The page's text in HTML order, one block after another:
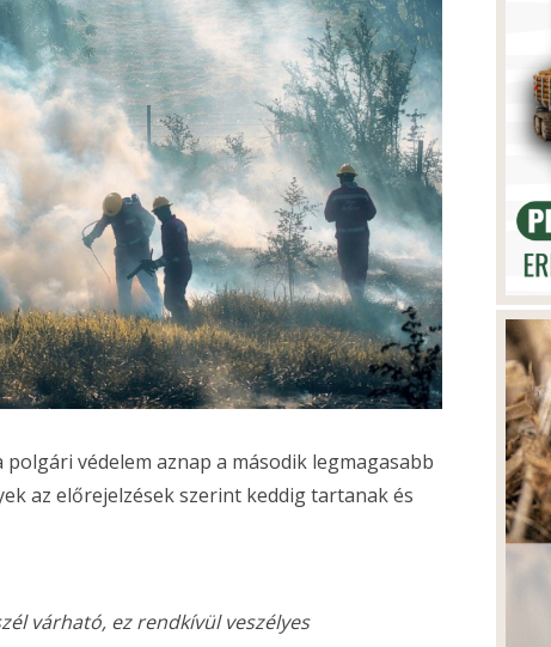
védelem aznap a második legmagasabb
az előrejelzések szerint keddig tartanak és
várható, ez rendkívül veszélyes